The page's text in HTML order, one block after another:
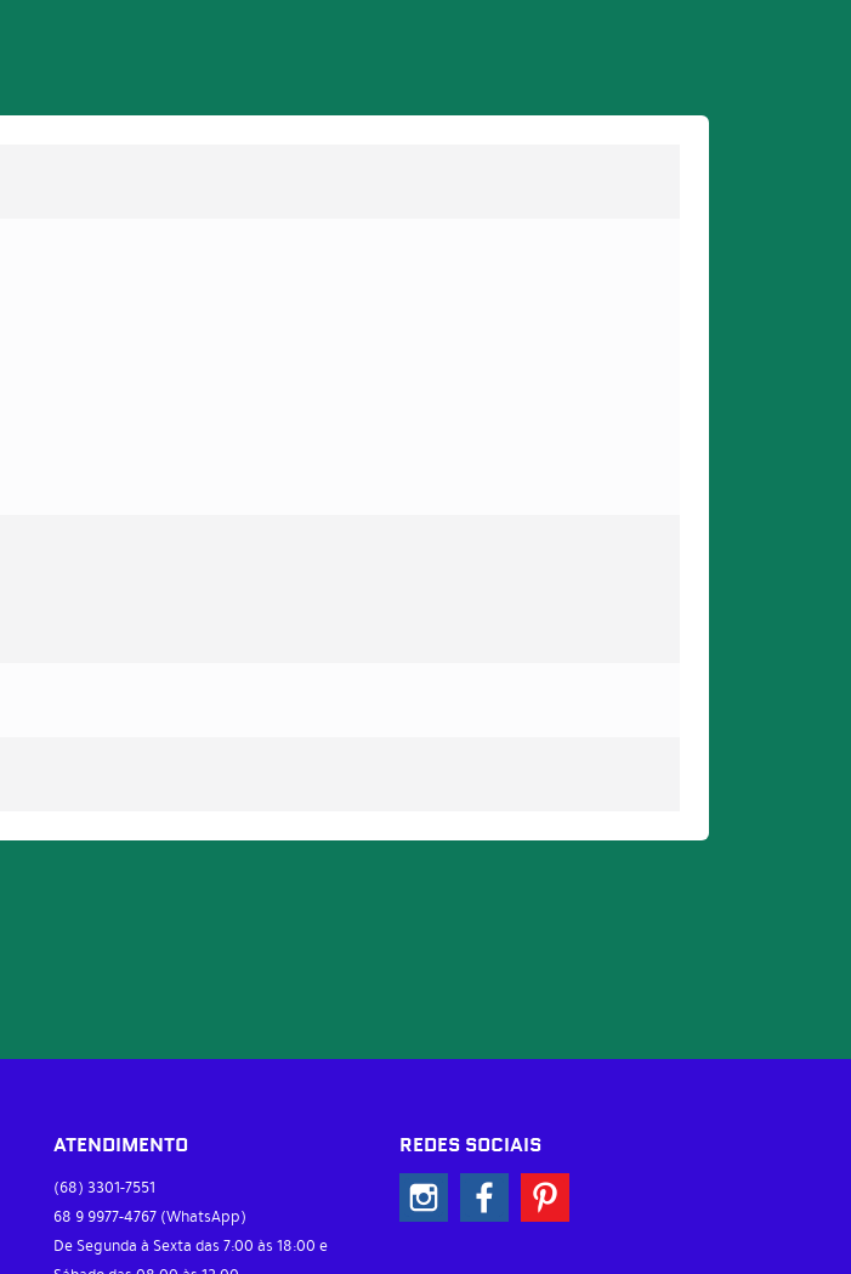
ATENDIMENTO
(68) 3301-7551
68 9 9977-4767 (WhatsApp)
De Segunda à Sexta das 7:00 às 18:00 e
REDES SOCIAIS